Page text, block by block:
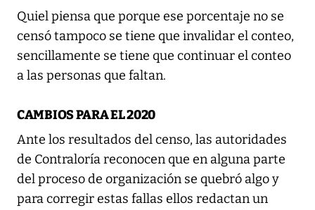
Quiel piensa que porque ese porcentaje no se
censó tampoco se tiene que invalidar el conteo,
sencillamente se tiene que continuar el conteo
a las personas que faltan.
CAMBIOS PARA EL 2020
Ante los resultados del censo, las autoridades
de Contraloría reconocen que en alguna parte
del proceso de organización se quebró algo y
para corregir estas fallas ellos redactan un